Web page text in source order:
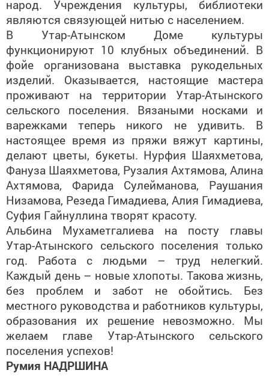
являются связующей нитью с населением.
В Утар-Атынском Доме культуры
функционируют 10 клубных объединений. В
фойе организована выставка рукодельных
изделий. Оказывается, настоящие мастера
проживают на территории Утар-Атынского
сельского поселения. Вязаными носками и
варежками теперь никого не удивить. В
настоящее время из пряжи вяжут картины,
делают цветы, букеты. Нурфия Шаяхметова,
Фануза Шаяхметова, Рузалия Ахтямова, Алина
Ахтямова, Фарида Сулейманова, Раушания
Низамова, Резеда Гимадиева, Алия Гимадиева,
Суфия Гайнуллина творят красоту.
Альбина Мухаметгалиева на посту главы
Утар-Атынского сельского поселения только
год. Работа с людьми – труд нелегкий.
Каждый день – новые хлопоты. Такова жизнь,
без проблем и забот не обойтись. Без
местного руководства и работников культуры,
образования их решение невозможно. Мы
желаем главе Утар-Атынского сельского
поселения успехов!
Румия НАДРШИНА